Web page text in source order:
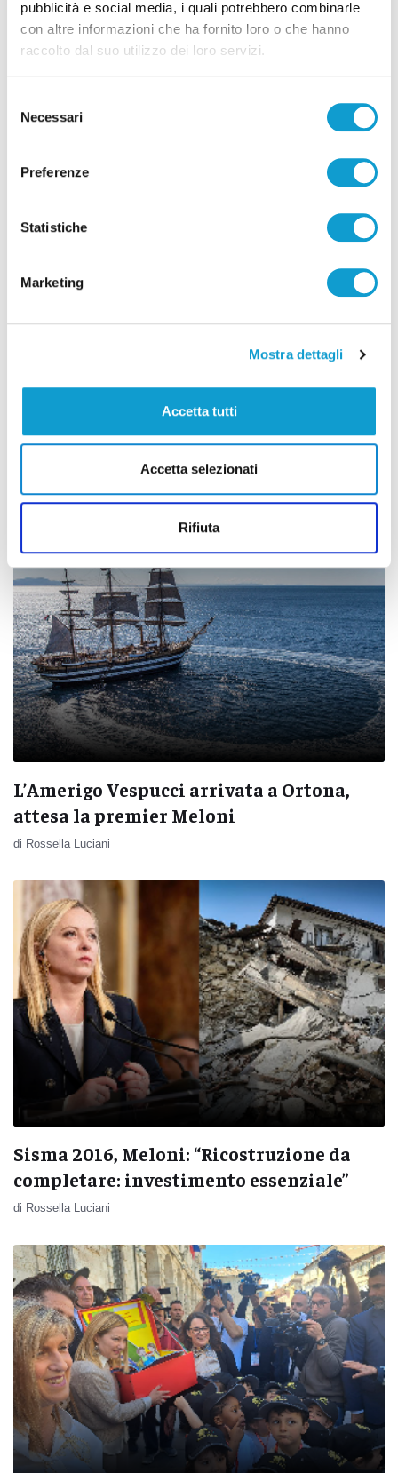
pubblicità e social media, i quali potrebbero combinarle
con altre informazioni che ha fornito loro o che hanno
raccolto dal suo utilizzo dei loro servizi.
delNecessari
Preferenze
Statistiche
Marketing
Mostra dettagli
Accetta tutti
Accetta selezionati
Rifiuta
Anche Salvini e Tajani lunedì nelle
Marche con Meloni, il Pd: "Passerella
di Rossella Luciani
nella notte del ricordo delle 309 vittime
L’Amerigo Vespucci arrivata a Ortona,
attesa la premier Meloni
di Rossella Luciani
Sisma 2016, Meloni: “Ricostruzione da
completare: investimento essenziale”
di Rossella Luciani